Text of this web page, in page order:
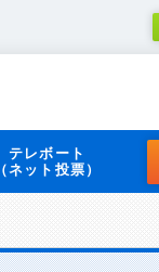
テレボート
（ネット投票）